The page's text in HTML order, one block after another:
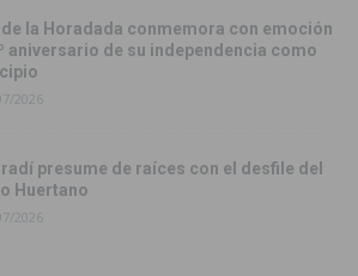
la Horadada conmemora con emoción
aniversario de su independencia como
2026
presume de raíces con el desfile del
Huertano
2026